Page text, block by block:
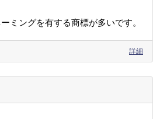
ミングを有する商標が多いです。
詳細